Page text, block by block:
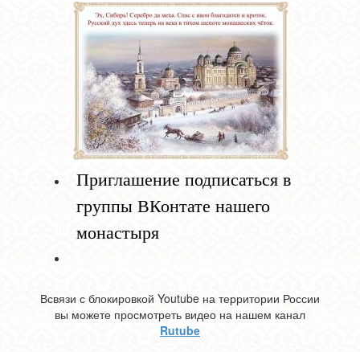
Приглашение подписаться в
группы ВКонтате нашего
монастыря
Всвязи с блокировкой Youtube на территории России
вы можете просмотреть видео на нашем канал
Rutube